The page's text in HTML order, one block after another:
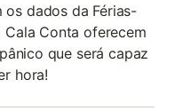
dados da Férias-
Cala Conta oferecem
que será capaz
hora!